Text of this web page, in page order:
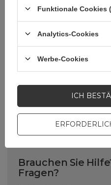
Gerätebreite (mm)
Halterungstyp
Brauchen Sie
Fragen?
Funktionale Cookies
Analytics-Cookies
Werbe-Cookies
ICH